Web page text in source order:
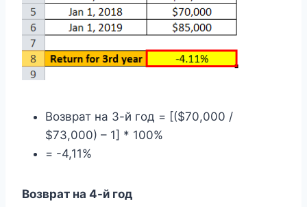
Возврат на 3-й год = [($70,000 /
$73,000) – 1] * 100%
= -4,11%
Возврат на 4-й год